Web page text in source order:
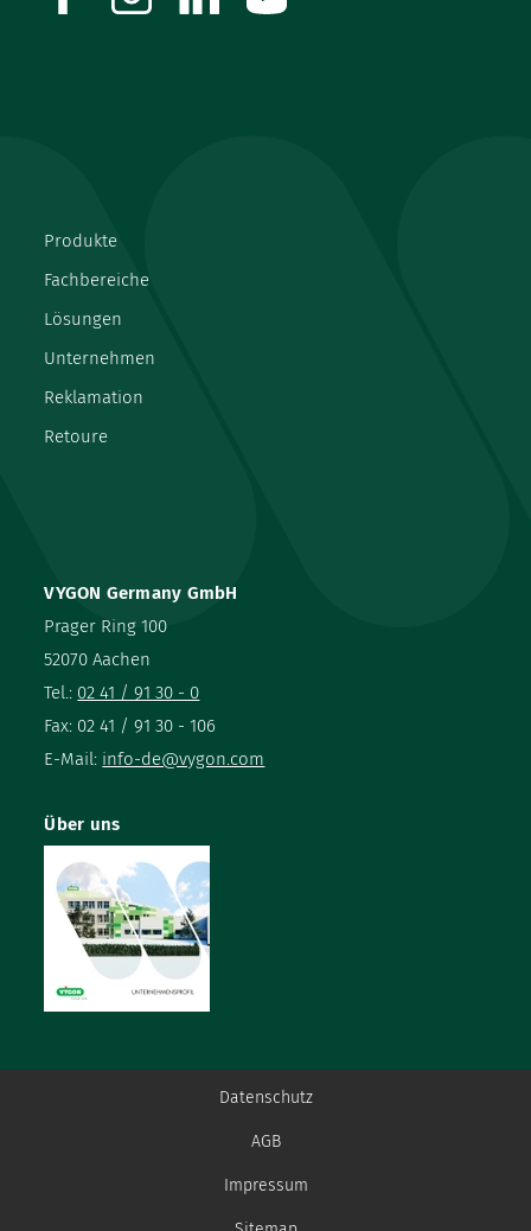
VYGON Germany GmbH
Prager Ring 100
52070 Aachen
Tel.: 02 41 / 91 30 - 0
Fax: 02 41 / 91 30 - 106
E-Mail: info-de@vygon.com
Produkte
Fachbereiche
Lösungen
Unternehmen
Reklamation
Retoure
Über uns
Datenschutz
AGB
Impressum